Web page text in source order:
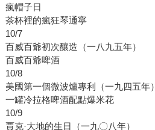
瘋帽子日
茶杯裡的瘋狂琴通寧
10/7
百威百爺初次釀造（一八九五年）
百威百爺啤酒
10/8
美國第一個微波爐專利（一九四五年）
一罐冷拉格啤酒配點爆米花
10/9
賈克·大地的生日（一九〇八年）